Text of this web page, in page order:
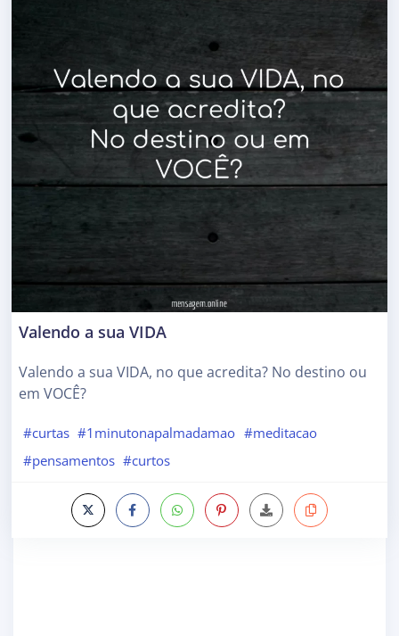
Valendo a sua VIDA
Valendo a sua VIDA, no que acredita? No destino ou
em VOCÊ?
#curtas #1minutonapalmadamao #meditacao
#pensamentos #curtos